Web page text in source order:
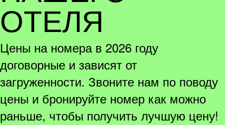
ОТЕЛЯ
Цены на номера в 2026 году
договорные и зависят от
загруженности. Звоните нам по поводу
цены и бронируйте номер как можно
раньше, чтобы получить лучшую цену!